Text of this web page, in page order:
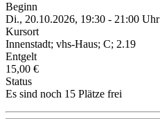
Beginn
Di., 20.10.2026, 19:30 - 21:00 Uhr
Kursort
Innenstadt; vhs-Haus; C; 2.19
Entgelt
15,00 €
Status
Es sind noch 15 Plätze frei